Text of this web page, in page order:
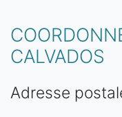
CALVADOS
Adresse